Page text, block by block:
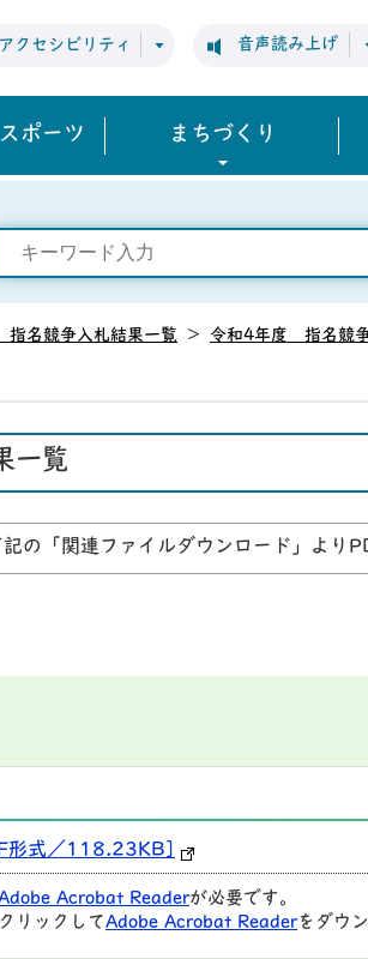
アクセシビリティ 音声読み上げ
ポーツ まちづくり
名競争入札結果一覧 >
令和4年度 指名競
一覧
の「関連ファイルダウンロード」より
形式／118.23KB]
Acrobat Readerが必要です。
リックして Adobe Acrobat Readerをダウ